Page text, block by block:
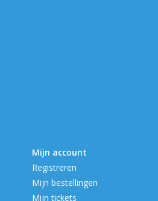
Mijn account
Registreren
Mijn bestellingen
Mijn tickets